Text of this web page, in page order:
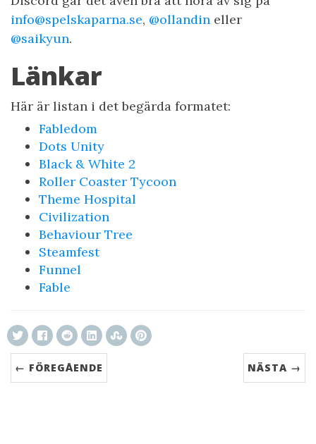
info@spelskaparna.se, @ollandin eller
@saikyun.
Länkar
Här är listan i det begärda formatet:
Fabledom
Dots Unity
Black & White 2
Roller Coaster Tycoon
Theme Hospital
Civilization
Behaviour Tree
Steamfest
Funnel
Fable
← FÖREGÅENDE NÄSTA →